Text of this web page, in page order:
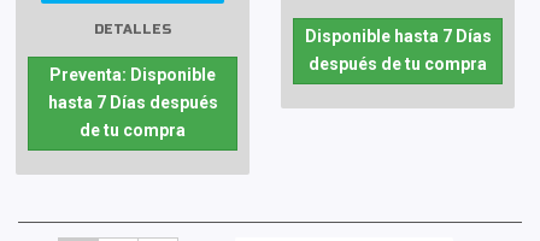
DETALLES
Preventa: Disponible
hasta 7 Días después
de tu compra
Disponible hasta 7 Días
después de tu compra